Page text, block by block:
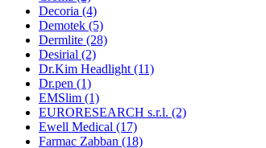
Decoria (4)
Demotek (5)
Dermlite (28)
Desirial (2)
Dr.Kim Headlight (11)
Dr.pen (1)
EMSlim (1)
EURORESEARCH s.r.l. (2)
Ewell Medical (17)
Farmac Zabban (18)